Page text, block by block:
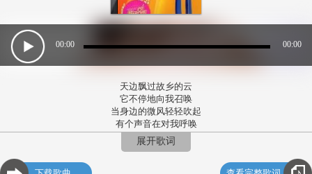
00:00 00:00
天边飘过故乡的云
它不停地向我召唤
当身边的微风轻轻吹起
有个声音在对我呼唤
归来吧，归来哟
浪迹天涯的游子
展开歌词